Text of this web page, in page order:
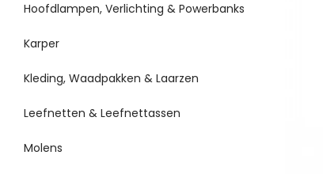
Hoofdlampen, Verlichting & Powerbanks
Karper
Kleding, Waadpakken & Laarzen
Leefnetten & Leefnettassen
Molens